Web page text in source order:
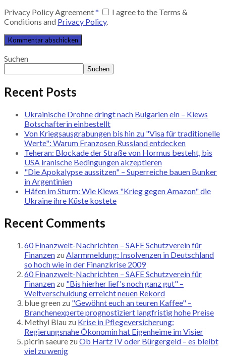
Privacy Policy Agreement*
I agree to the Terms &
Conditions and Privacy Policy.
Suchen
Suchen
Recent Posts
Ukrainische Drohne dringt nach Bulgarien ein – Kiews
Botschafterin einbestellt
Von Kriegsausgrabungen bis hin zu "Visa für traditionelle
Werte": Warum Franzosen Russland entdecken
Teheran: Blockade der Straße von Hormus besteht, bis
USA iranische Bedingungen akzeptieren
"Die Apokalypse aussitzen" – Superreiche bauen Bunker
in Argentinien
Häfen im Sturm: Wie Kiews "Krieg gegen Amazon" die
Ukraine ihre Küste kostete
Recent Comments
60 Finanzwelt-Nachrichten – SAFE Schutzverein für
Finanzen zu Alarmmeldung: Insolvenzen in Deutschland
so hoch wie in der Finanzkrise 2009
60 Finanzwelt-Nachrichten – SAFE Schutzverein für
Finanzen zu "Bis hierher lief's noch ganz gut" –
Weltverschuldung erreicht neuen Rekord
blue green zu "Gewöhnt euch an teuren Kaffee" –
Branchenexperte prognostiziert langfristig hohe Preise
Methyl Blau zu Krise in Pflegeversicherung:
Regierungsnahe Ökonomin hat Eigenheime im Visier
picrin saeure zu Ob Hartz IV oder Bürgergeld – es bleibt
viel zu wenig